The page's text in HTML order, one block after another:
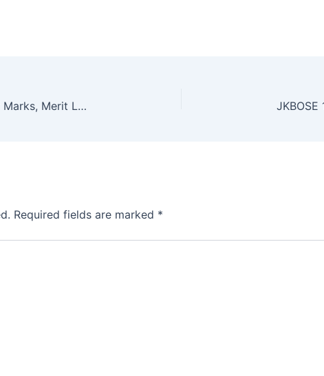
SSC CGL TIER 2 Result 2024 Check Cut Off Marks, Merit List Direct Link @Ssc.Nic.In
Required fields are marked *